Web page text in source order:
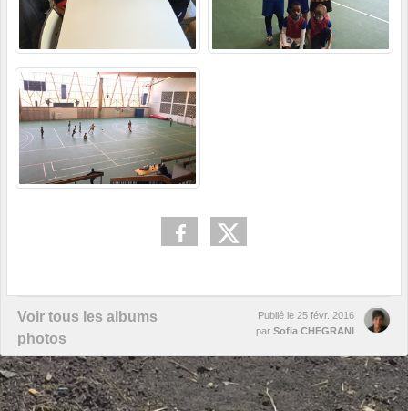
Voir tous les albums
photos
Publié le 25 févr. 2016
par Sofia CHEGRANI